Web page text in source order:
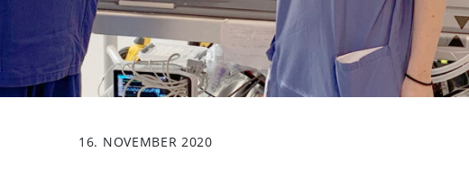
16. NOVEMBER 2020